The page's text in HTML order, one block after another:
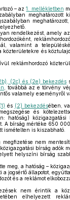
– az1. mellékletben
rendelkezést, amely
valamint a
és
reklámhordozó
(2c) és (2e) bekezdés
, továbbá az e törvény
valamely eseményről
és (2) bekezdésében,
és
hatóság)
A bírság mértéke 650
ismételten is kiszabható.
nem
bírság adók
helyszíni bírság
meg, a hatóság –
jogsértő állapotot,
és a reklámot
nem érintik a
elhelyezett